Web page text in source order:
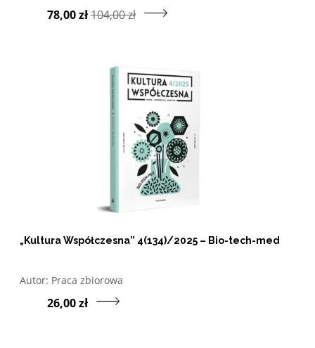
78,00 zł104,00 zł
„Kultura Współczesna” 4(134)/2025 – Bio-tech-med
Autor: Otwórz w nowym oknie listę pozycji, których autorem
Praca zbiorowa
26,00 zł